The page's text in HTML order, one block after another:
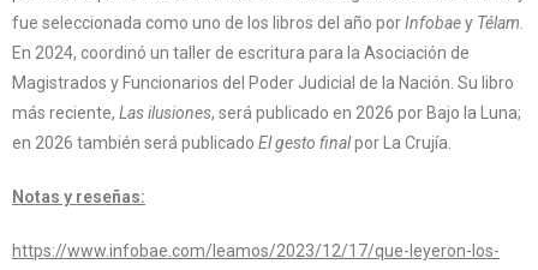
fue seleccionada como uno de los libros del año porInfobaey Télam.
En 2024, coordinó un taller de escritura para la Asociación de
Magistrados y Funcionarios del Poder Judicial de la Nación. Su libro
más reciente, Las ilusiones, será publicado en 2026 por Bajo la Luna;
en 2026 también será publicado El gesto finalpor La Crujía.
Notas y reseñas:
https://www.infobae.com/leamos/2023/12/17/que-leyeron-los-